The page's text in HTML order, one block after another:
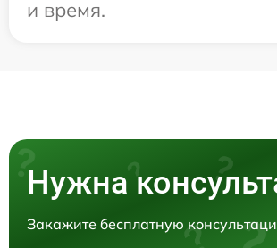
и время.
Нужна
Закажите бесплатную